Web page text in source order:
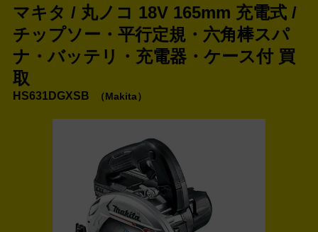
マキタ / 丸ノコ 18V 165mm 充電式 /
チップソー・‎平行定規・六角棒スパ
ナ・バッテリ・充電器・ケース付 買
取
HS631DGXSB Makita